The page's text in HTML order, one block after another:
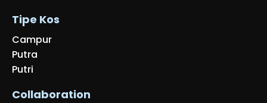
Tipe Kos
Campur
Putra
Putri
Collaboration